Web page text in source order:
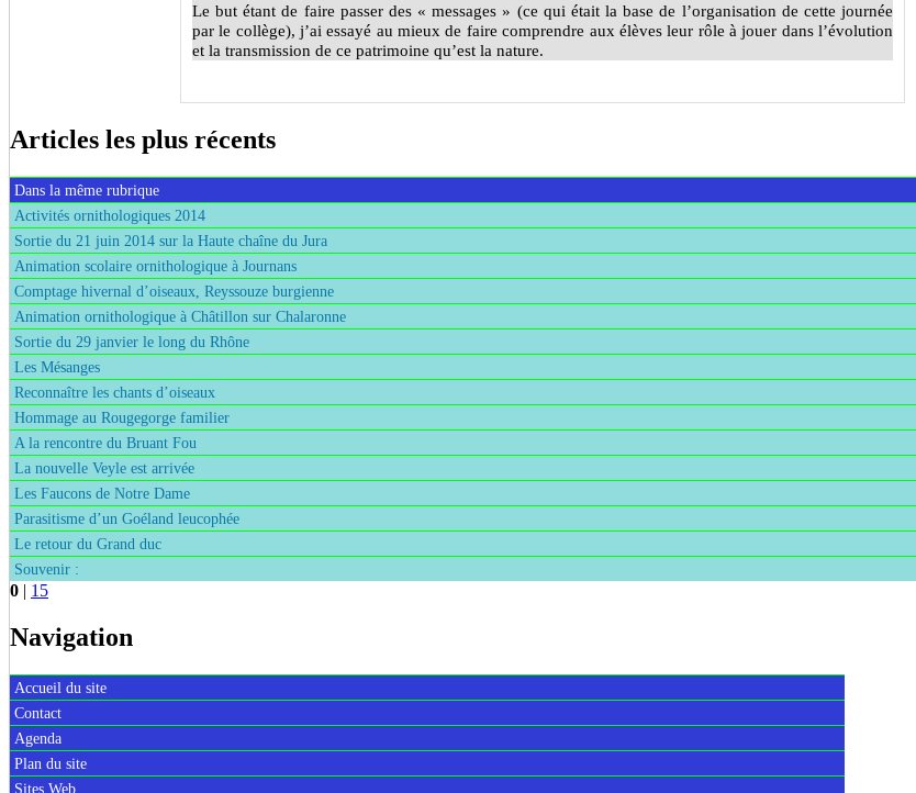
Le but étant de faire passer des « messages » (ce qui était la base de l’organisation de cette journée
par le collège), j’ai essayé au mieux de faire comprendre aux élèves leur rôle à jouer dans l’évolution
et la transmission de ce patrimoine qu’est la nature.
Articles les plus récents
Dans la même rubrique
Activités ornithologiques 2014
Sortie du 21 juin 2014 sur la Haute chaîne du Jura
Animation scolaire ornithologique à Journans
Comptage hivernal d’oiseaux, Reyssouze burgienne
Animation ornithologique à Châtillon sur Chalaronne
Sortie du 29 janvier le long du Rhône
Les Mésanges
Reconnaître les chants d’oiseaux
Hommage au Rougegorge familier
A la rencontre du Bruant Fou
La nouvelle Veyle est arrivée
Les Faucons de Notre Dame
Parasitisme d’un Goéland leucophée
Le retour du Grand duc
Souvenir :
0 | 15
Navigation
Accueil du site
Contact
Agenda
Plan du site
Sites Web